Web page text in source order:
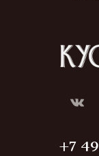
+7